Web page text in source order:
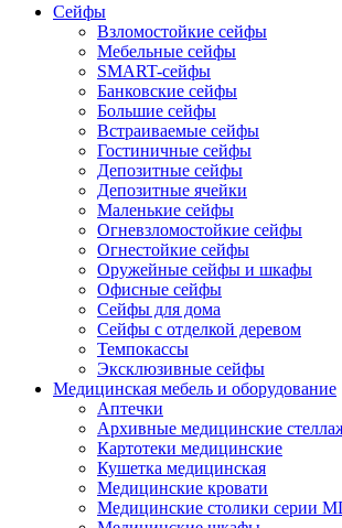
Сейфы
Взломостойкие сейфы
Мебельные сейфы
SMART-сейфы
Банковские сейфы
Большие сейфы
Встраиваемые сейфы
Гостиничные сейфы
Депозитные сейфы
Депозитные ячейки
Маленькие сейфы
Огневзломостойкие сейфы
Огнестойкие сейфы
Оружейные сейфы и шкафы
Офисные сейфы
Сейфы для дома
Сейфы с отделкой деревом
Темпокассы
Эксклюзивные сейфы
Медицинская мебель и оборудование
Аптечки
Архивные медицинские
Картотеки медицинские
Кушетка медицинская
Медицинские кровати
Медицинские столики серии